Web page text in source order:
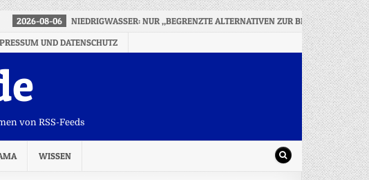
2026-08-06
NIEDRIGWASSER: NUR „BEGRENZTE ALTERNATIVEN ZUR
UND DATENSCHUTZ
von RSS-Feeds
WISSEN